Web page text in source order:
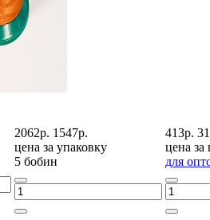
2062р. 1547р.
цена за упаковку
5 бобин
413р.
цена за
для